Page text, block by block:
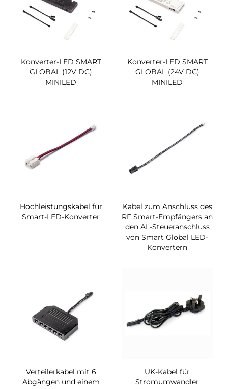
Konverter-LED SMART
GLOBAL (12V DC)
MINILED
Konverter-LED SMART
GLOBAL (24V DC)
MINILED
Hochleistungskabel für
Smart-LED-Konverter
Kabel zum Anschluss des
RF Smart-Empfängers an
den AL-Steueranschluss
von Smart Global LED-
Konvertern
Verteilerkabel mit 6
Abgängen und einem
UK-Kabel für
Stromumwandler